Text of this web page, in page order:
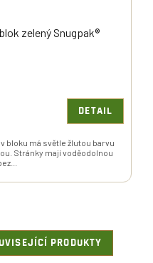
zelený Snugpak®
DETAIL
bloku má světle žlutou barvu
Stránky mají voděodolnou
PRODUKTY